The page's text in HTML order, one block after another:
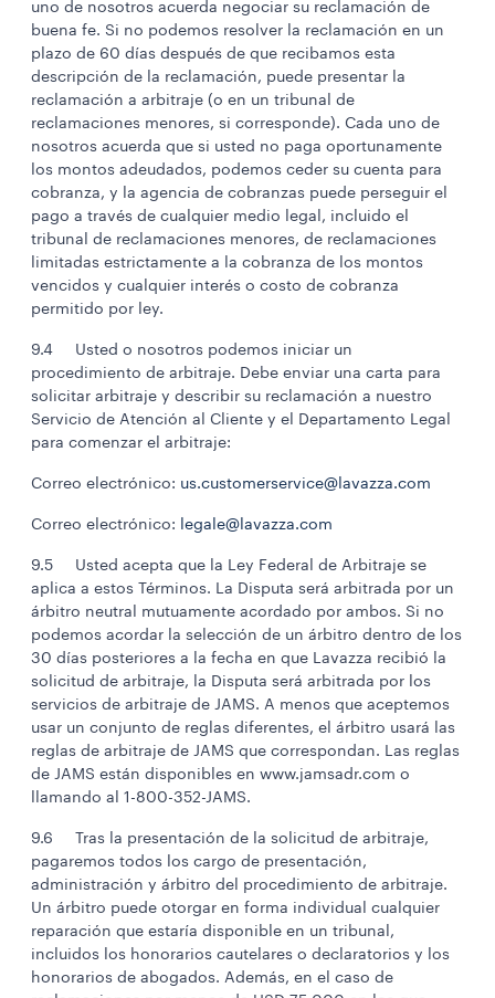
uno de nosotros acuerda negociar su reclamación de
buena fe. Si no podemos resolver la reclamación en un
plazo de 60 días después de que recibamos esta
descripción de la reclamación, puede presentar la
reclamación a arbitraje (o en un tribunal de
reclamaciones menores, si corresponde). Cada uno de
nosotros acuerda que si usted no paga oportunamente
los montos adeudados, podemos ceder su cuenta para
cobranza, y la agencia de cobranzas puede perseguir el
pago a través de cualquier medio legal, incluido el
tribunal de reclamaciones menores, de reclamaciones
limitadas estrictamente a la cobranza de los montos
vencidos y cualquier interés o costo de cobranza
permitido por ley.
9.4 Usted o nosotros podemos iniciar un
procedimiento de arbitraje. Debe enviar una carta para
solicitar arbitraje y describir su reclamación a nuestro
Servicio de Atención al Cliente y el Departamento Legal
para comenzar el arbitraje:
Correo electrónico: us.customerservice@lavazza.com
Correo electrónico: legale@lavazza.com
9.5 Usted acepta que la Ley Federal de Arbitraje se
aplica a estos Términos. La Disputa será arbitrada por un
árbitro neutral mutuamente acordado por ambos. Si no
podemos acordar la selección de un árbitro dentro de los
30 días posteriores a la fecha en que Lavazza recibió la
solicitud de arbitraje, la Disputa será arbitrada por los
servicios de arbitraje de JAMS. A menos que aceptemos
usar un conjunto de reglas diferentes, el árbitro usará las
reglas de arbitraje de JAMS que correspondan. Las reglas
de JAMS están disponibles en www.jamsadr.com o
llamando al 1-800-352-JAMS.
9.6 Tras la presentación de la solicitud de arbitraje,
pagaremos todos los cargo de presentación,
administración y árbitro del procedimiento de arbitraje.
Un árbitro puede otorgar en forma individual cualquier
reparación que estaría disponible en un tribunal,
incluidos los honorarios cautelares o declaratorios y los
honorarios de abogados. Además, en el caso de